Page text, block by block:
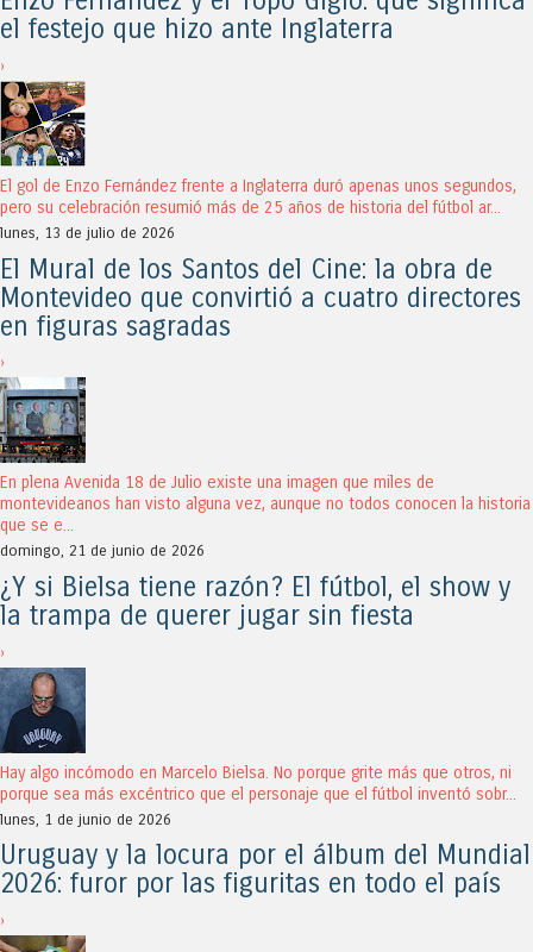
el festejo que hizo ante Inglaterra
›
El gol de Enzo Fernández frente a Inglaterra duró apenas unos segundos,
pero su celebración resumió más de 25 años de historia del fútbol ar...
lunes, 13 de julio de 2026
El Mural de los Santos del Cine: la obra de
Montevideo que convirtió a cuatro directores
en figuras sagradas
›
En plena Avenida 18 de Julio existe una imagen que miles de
montevideanos han visto alguna vez, aunque no todos conocen la historia
que se e...
domingo, 21 de junio de 2026
¿Y si Bielsa tiene razón? El fútbol, el show y
la trampa de querer jugar sin fiesta
›
Hay algo incómodo en Marcelo Bielsa. No porque grite más que otros, ni
porque sea más excéntrico que el personaje que el fútbol inventó sobr...
lunes, 1 de junio de 2026
Uruguay y la locura por el álbum del Mundial
2026: furor por las figuritas en todo el país
›